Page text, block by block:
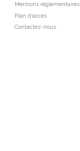
Mentions réglementaires
Plan d’accès
Contactez-nous